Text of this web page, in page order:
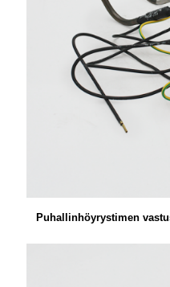
Puhallinhöyrystimen